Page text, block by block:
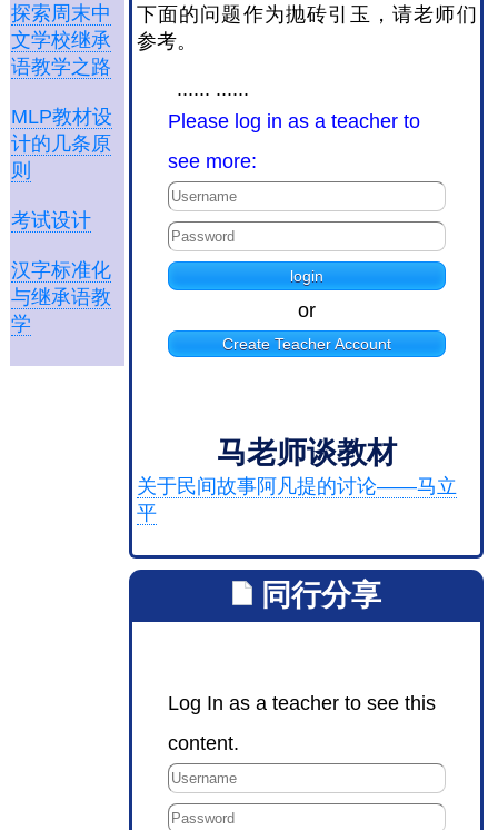
探索周末中
文学校继承
语教学之路
MLP教材设
计的几条原
则
考试设计
汉字标准化
与继承语教
学
下面的问题作为抛砖引玉，请老师们
参考。
...... ......
Please log in as a teacher to
see more:
or
Create Teacher Account
马老师谈教材
关于民间故事阿凡提的讨论——马立
平
同行分享
Log In as a teacher to see this
content.